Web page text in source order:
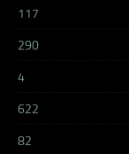
117
290
4
622
82